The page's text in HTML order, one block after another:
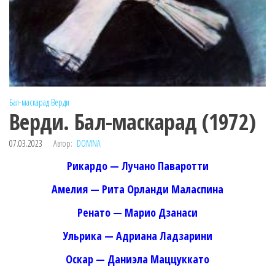
Бал-маскарад Верди
Верди. Бал-маскарад (1972)
07.03.2023 Автор: DOMNA
Рикардо — Лучано Паваротти
Амелия — Рита Орланди Маласпина
Ренато — Марио Дзанаси
Ульрика — Адриана Ладзарини
Оскар — Даниэла Маццуккато